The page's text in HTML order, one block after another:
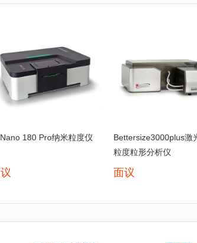
180 Pro纳米粒度仪
Bettersize3000plus激
粒度粒形分析仪
面议